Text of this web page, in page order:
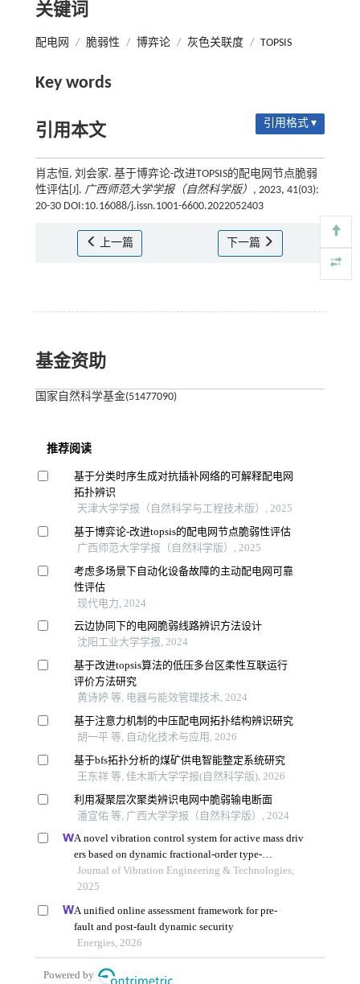
关键词
配电网 / 脆弱性 / 博弈论 / 灰色关联度 / TOPSIS
Key words
引用本文 引用格式 ▾
肖志恒, 刘会家. 基于博弈论-改进TOPSIS的配电网节点脆弱
性评估[J]. 广西师范大学学报（自然科学版） , 2023, 41(03):
20-30 DOI:10.16088/j.issn.1001-6600.2022052403
上一篇 下一篇
基金资助
国家自然科学基金(51477090)